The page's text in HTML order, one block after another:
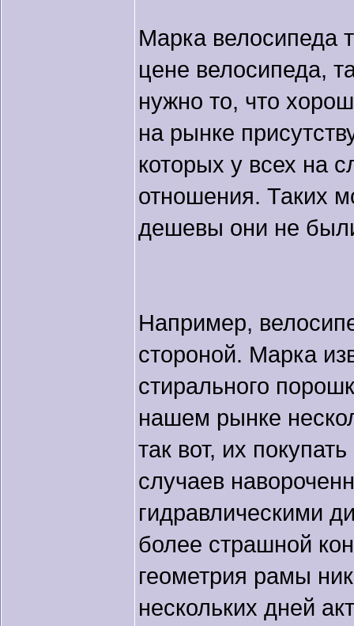
Марка велосипеда
цене велосипеда,
нужно то, что
на рынке
которых у всех на
отношения. Таких
дешевы они не
Например,
стороной. Марка
стирального
нашем рынке
так вот, их
случаев
гидравлическими
более страшной
геометрия рамы
нескольких дней